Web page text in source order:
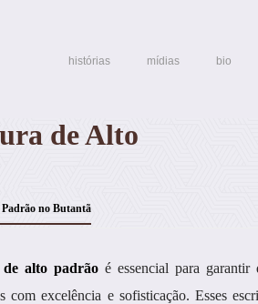
histórias mídias bio
de Alto
no Butantã
alto padrão é essencial para garantir
com excelência e sofisticação. Esses